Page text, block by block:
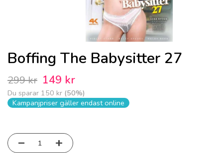
Boffing The Babysitter 27
299 kr 149 kr
Du sparar 150 kr (50%)
Kampanjpriser gäller endast online